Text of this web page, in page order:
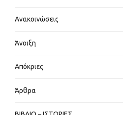
Ανακοινώσεις
Άνοιξη
Απόκριες
Άρθρα